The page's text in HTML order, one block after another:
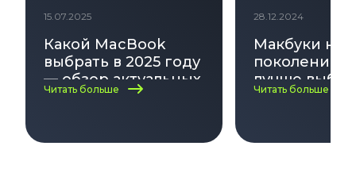
15.07.2025
Какой MacBook
выбрать в 2025 году
— обзор актуальных
моделей
Читать больше
28.12.2024
Макбуки
поколения:
лучше
Читать больше